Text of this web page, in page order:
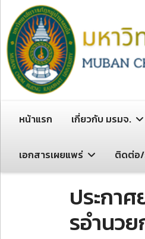
หน้าแรก เกี่ยวกับ มรมจ.
เอกสารเผยแพร่ ติดต่อ/
ประกา
รอํานวย